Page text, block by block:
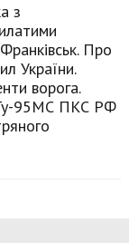
з
Про
України.
ворога.
Ту-95МС ПКС РФ